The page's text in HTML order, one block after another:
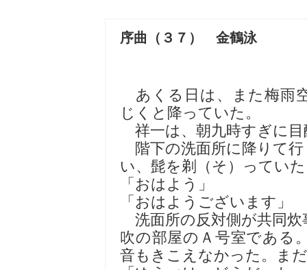
序曲（３７） 金鶴泳
あくる日は、また梅雨
じくと降っていた。
祥一は、朝九時すぎに目
階下の洗面所に降りて
い、髭を剃（そ）ってい
「おはよう」
「おはようございます」
洗面所の反対側が共同
吹の部屋のＡ号室である
音もきこえなかった。ま